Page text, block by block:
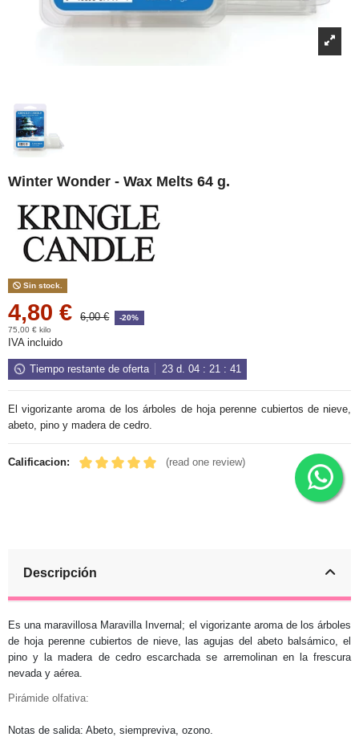
Winter Wonder - Wax Melts 64 g.
Sin stock.
4,80 € 6,00 €
-20%
75,00 € kilo
IVA incluido
Tiempo restante de oferta 23d. 04: 21: 41
El vigorizante aroma de los árboles de hoja perenne cubiertos de nieve,
abeto, pino y madera de cedro.
Calificacion: (read one review)
Descripción
Es una maravillosa Maravilla Invernal; el vigorizante aroma de los árboles
de hoja perenne cubiertos de nieve, las agujas del abeto balsámico, el
pino y la madera de cedro escarchada se arremolinan en la frescura
nevada y aérea.
Pirámide olfativa:
Notas de salida: Abeto, siempreviva, ozono.